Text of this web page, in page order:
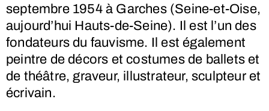
septembre 1954à Garches (Seine-et-Oise,
aujourd’hui Hauts-de-Seine). Il est l’un des
fondateurs du fauvisme. Il est également
peintre de décors et costumes de ballets et
de théâtre, graveur, illustrateur, sculpteur et
écrivain.